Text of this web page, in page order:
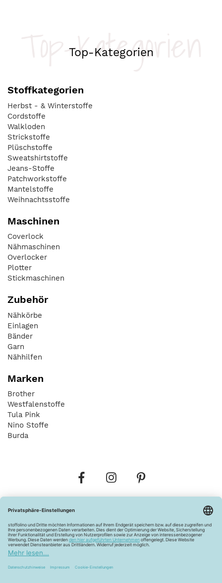
Top-Kategorien
Top-Kategorien
Stoffkategorien
Herbst - & Winterstoffe
Cordstoffe
Walkloden
Strickstoffe
Plüschstoffe
Sweatshirtstoffe
Jeans-Stoffe
Patchworkstoffe
Mantelstoffe
Weihnachtsstoffe
Maschinen
Coverlock
Nähmaschinen
Overlocker
Plotter
Stickmaschinen
Zubehör
Nähkörbe
Einlagen
Bänder
Garn
Nähhilfen
Marken
Brother
Westfalenstoffe
Tula Pink
Nino Stoffe
Burda
Widerrufsbelehrung Vertrag widerrufen
Barrierefreiheitserklärung